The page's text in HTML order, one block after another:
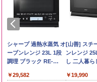
by Amazon 国産ブレ
ンド米 精米 5kg
￥2,650
野沢農産 無
るる コシヒ
野県産 令和
￥3,325
ブラックニッカ ニッカ
Nikka ウィスキー
4000ml ブラックニッ
【日本 アサヒ ウィスキ
￥3,940
角瓶
ー ウイスキ
ル 大容量
￥6,051
チキンラーメン どんぶ
り 85g×12個 日清食品
インスタント カップ麺
￥1,745
国分 tabete
葉県産はま
らーめん
￥2,294
シャープ 過熱水蒸気 オ
ーブンレンジ 23L 1段
調理 ブラック RE-
コンパクト 一人暮らし
￥29,582
[山善] スチ
ンレンジ
し 二人暮ら
自動メニュ
￥19,990